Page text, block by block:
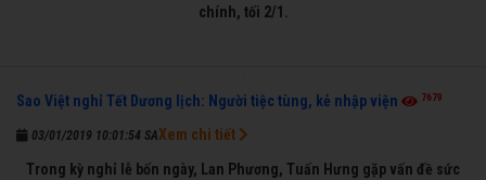
chính, tối 2/1.
Sao Việt nghỉ Tết Dương lịch: Người tiệc tùng, kẻ nhập viện 7679
03/01/2019 10:01:54 SA
Trong kỳ nghỉ lễ bốn ngày, Lan Phương, Tuấn Hưng gặp vấn đề sức
Xem chi tiết